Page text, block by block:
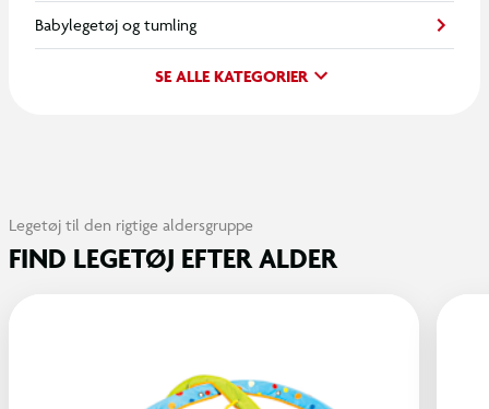
Babylegetøj og tumling
SE ALLE KATEGORIER
Legetøj til den rigtige aldersgruppe
FIND LEGETØJ EFTER ALDER